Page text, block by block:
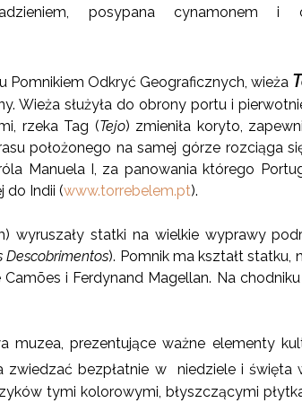
posypana cynamonem i
Pomnikiem Odkryć Geograficznych, wieża
służyła do obrony portu i
rzeka Tag (Tejo) zmieniła koryto,
położonego na samej górze rozciąga
Manuela I, za panowania którego
do Indii (www.torrebelem.pt).
wyruszały statki na wielkie wyprawy
Descobrimentos). Pomnik ma kształt statku,
i Ferdynand Magellan. Na
prezentujące ważne elementy
zwiedzać bezpłatnie w niedziele i święta
tymi kolorowymi, błyszczącymi